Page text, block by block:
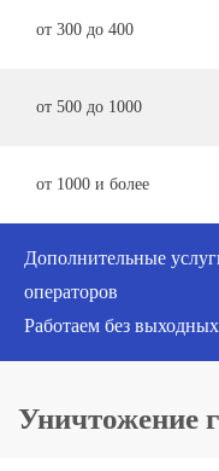
от 300 до 400
от 500 до 1000
от 1000 и более
Дополнительные
операторов
Работаем без
Уничтожение